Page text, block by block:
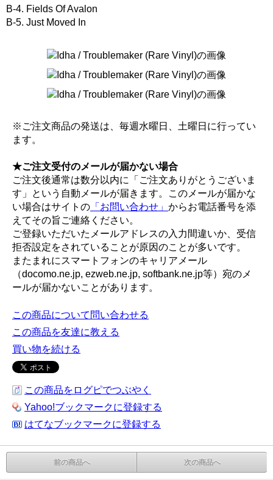
B-4. Fields Of Avalon
B-5. Just Moved In
※ご注文商品の発送は、毎週水曜日、土曜日に行ってい
ます。
★ご注文受付のメールが届かない場合
ご注文後通常は数分以内に「ご注文ありがとうございま
す」という自動メールが届きます。このメールが届かな
い場合はサイトの 「お問い合わせ」 からお電話番号を添
えてその旨ご連絡ください。
ご登録いただいたメールアドレスの入力間違いか、受信
拒否設定をされていることが原因のことが多いです。
またまれにスマートフォンのキャリアメール
（docomo.ne.jp, ezweb.ne.jp, softbank.ne.jp等）宛のメ
ールが届かないことがあります。
この商品について問い合わせる
この商品を友達に教える
買い物を続ける
この商品をログピでつぶやく
Yahoo!ブックマークに登録する
はてなブックマークに登録する
前の商品へ 次の商品へ